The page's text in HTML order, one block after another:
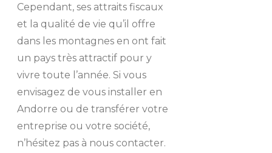
Cependant, ses attraits fiscaux
et la qualité de vie qu’il offre
dans les montagnes en ont fait
un pays très attractif pour y
vivre toute l’année. Si vous
envisagez de vous installer en
Andorre ou de transférer votre
entreprise ou votre société,
n’hésitez pas à nous contacter.